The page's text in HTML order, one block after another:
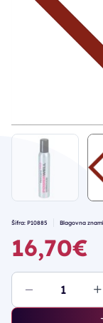
Šifra: P10885 Blagovna
16,70€